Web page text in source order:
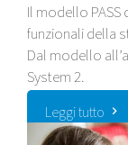
Il modello
funzionali della
Dal modello
System 2.
Leggi tutto